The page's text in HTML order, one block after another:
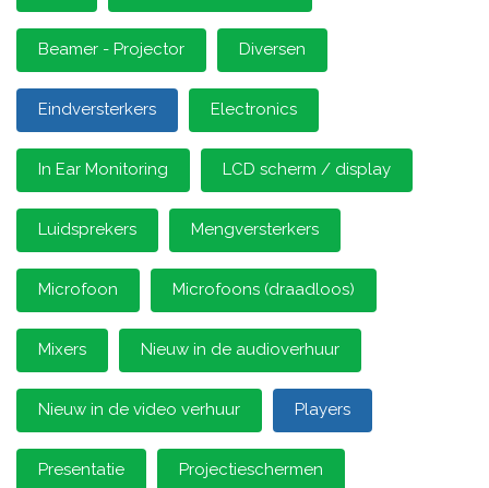
Beamer - Projector Diversen
Eindversterkers Electronics
In Ear Monitoring LCD scherm / display
Luidsprekers Mengversterkers
Microfoon Microfoons (draadloos)
Mixers Nieuw in de audioverhuur
Nieuw in de video verhuur Players
Presentatie Projectieschermen